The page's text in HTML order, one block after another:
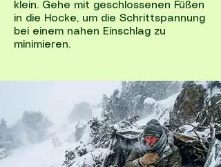
klein. Gehe mit geschlossenen Füßen
in die Hocke, um die Schrittspannung
bei einem nahen Einschlag zu
minimieren.